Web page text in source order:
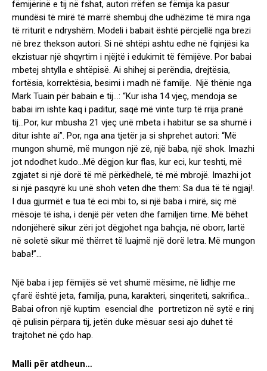
fëmijërinë e tij në fshat, autori rrëfen se fëmija ka pasur
mundësi të mirë të marrë shembuj dhe udhëzime të mira nga
të rriturit e ndryshëm. Modeli i babait është përcjellë nga brezi
në brez thekson autori. Si në shtëpi ashtu edhe në fqinjësi ka
ekzistuar një shqyrtim i njëjtë i edukimit të fëmijëve. Por babai
mbetej shtylla e shtëpisë. Ai shihej si perëndia, drejtësia,
fortësia, korrektësia, besimi i madh në familje. Një thënie nga
Mark Tuain për babain e tij…: “Kur isha 14 vjeç, mendoja se
babai im ishte kaq i paditur, saqë më vinte turp të rrija pranë
tij…Por, kur mbusha 21 vjeç unë mbeta i habitur se sa shumë i
ditur ishte ai”. Por, nga ana tjetër ja si shprehet autori: “Më
mungon shumë, më mungon një zë, një baba, një shok. Imazhi
jot ndodhet kudo…Më dëgjon kur flas, kur eci, kur teshti, më
zgjatet si një dorë të më përkëdhelë, të më mbrojë. Imazhi jot
si një pasqyrë ku unë shoh veten dhe them: Sa dua të të ngjaj!.
I dua gjurmët e tua të eci mbi to, si një baba i mirë, siç më
mësoje të isha, i denjë për veten dhe familjen time. Më bëhet
ndonjëherë sikur zëri jot dëgjohet nga bahçja, në oborr, lartë
në soletë sikur më thërret të luajmë një dorë letra. Më mungon
baba!”…
Një baba i jep fëmijës së vet shumë mësime, në lidhje me
çfarë është jeta, familja, puna, karakteri, sinqeriteti, sakrifica…
Babai ofron një kuptim esencial dhe portretizon në sytë e rinj
që pulisin përpara tij, jetën duke mësuar sesi ajo duhet të
trajtohet në çdo hap.
Malli për atdheun…